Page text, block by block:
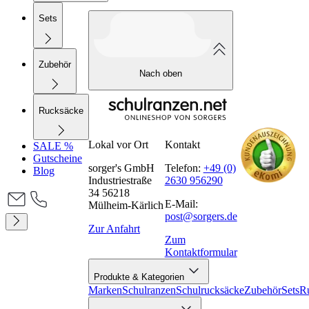
Sets
Zubehör
Rucksäcke
SALE %
Gutscheine
Blog
Nach oben
Lokal vor Ort
sorger's GmbH
Industriestraße
34 56218
Mülheim-Kärlich
Zur Anfahrt
Kontakt
Telefon: +49 (0)
2630 956290
E-Mail:
post@sorgers.de
Zum
Kontaktformular
Produkte & Kategorien
MarkenSchulranzenSchulrucksäckeZubehörSets